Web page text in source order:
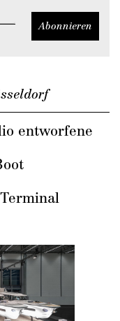
entworfene